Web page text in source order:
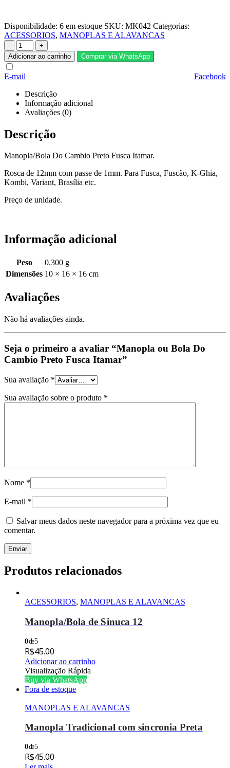
Disponibilidade: 6 em estoque SKU: MK042 Categorias:
ACESSORIOS, MANOPLAS E ALAVANCAS
-
+
Adicionar ao carrinho
Comprar via WhatsApp
Facebook
E-mail
Descrição
Informação adicional
Avaliações (0)
Descrição
Manopla/Bola Do Cambio Preto Fusca Itamar.
Rosca de 12mm com passe de 1mm. Para Fusca, Fuscão, K-Ghia,
Kombi, Variant, Brasília etc.
Preço de unidade.
Informação adicional
Peso
0.300 g
Dimensões 10 × 16 × 16 cm
Avaliações
Não há avaliações ainda.
Seja o primeiro a avaliar “Manopla ou Bola Do
Cambio Preto Fusca Itamar”
Sua avaliação *
Sua avaliação sobre o produto *
Nome *
E-mail *
Salvar meus dados neste navegador para a próxima vez que eu
comentar.
Produtos relacionados
ACESSORIOS, MANOPLAS E ALAVANCAS
Manopla/Bola de Sinuca 12
0de 5
R$45.00
Adicionar ao carrinho
Visualização Rápida
Buy via WhatsApp
Fora de estoque
MANOPLAS E ALAVANCAS
Manopla Tradicional com sincronia Preta
0de 5
R$45.00